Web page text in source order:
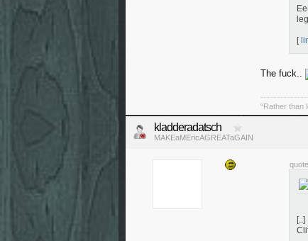
[
The fuck..
“Rather than
kladderadatsch
MAKEaMEricAGREATaGAIN
[..]